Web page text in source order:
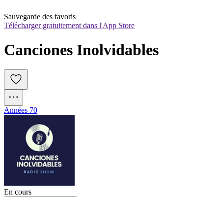
Sauvegarde des favoris
Télécharger gratuitement dans l'App Store
Canciones Inolvidables
Années 70
En cours